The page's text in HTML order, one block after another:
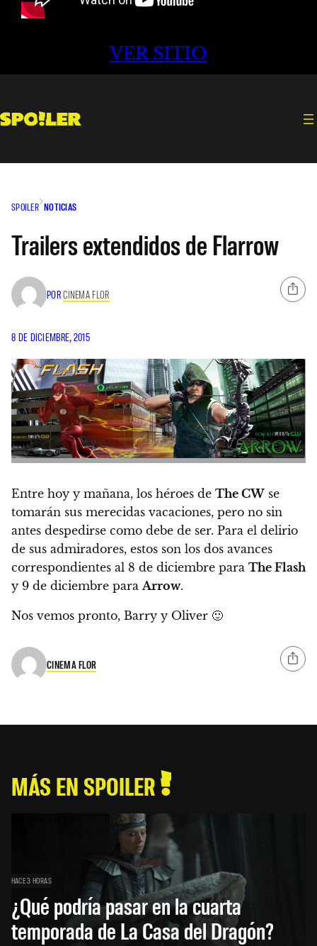
VER SITIO
SPOILER NOTICIAS
Trailers extendidos de Flarrow
PORCINEMA FLOR
8 DE DICIEMBRE, 2015
Entre hoy y mañana, los héroes de The CW se
tomarán sus merecidas vacaciones, pero no sin
antes despedirse como debe de ser. Para el delirio
de sus admiradores, estos son los dos avances
correspondientes al 8 de diciembre para The Flash
y 9 de diciembre paraArrow.
Nos vemos pronto, Barry y Oliver 🙂
CINEMA FLOR
MÁS EN SPOILER
HACE 3 HORAS
¿Qué podría pasar en la cuarta
temporada de La Casa del Dragón?